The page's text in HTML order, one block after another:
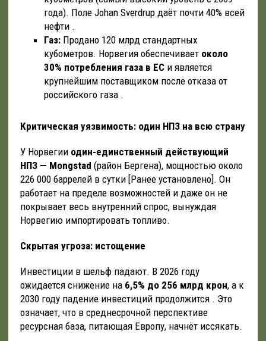
года). Поле Johan Sverdrup даёт почти 40% всей
нефти .
Газ:Продано 120 млрд стандартных
кубометров. Норвегия обеспечивает около
30% потребления газа в ЕСи является
крупнейшим поставщиком после отказа от
российского газа .
Критическая уязвимость: один НПЗ на всю страну
У Норвегии один-единственный действующий
НПЗ — Mongstad (район Бергена), мощностью около
226 000 баррелей в сутки [Ранее установлено]. Он
работает на пределе возможностей и даже он не
покрывает весь внутренний спрос, вынуждая
Норвегию импортировать топливо.
Скрытая угроза: истощение
Инвестиции в шельф падают. В 2026 году
ожидается снижение на 6,5% до 256 млрд крон, а к
2030 году падение инвестиций продолжится . Это
означает, что в среднесрочной перспективе
ресурсная база, питающая Европу, начнёт иссякать.